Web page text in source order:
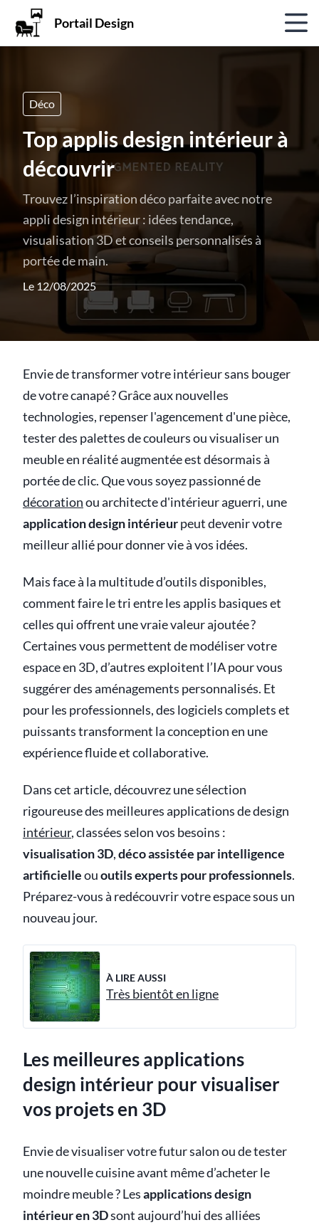
Portail Design
Déco
Top applis design intérieur à
découvrir
Trouvez l’inspiration déco parfaite avec notre
appli design intérieur : idées tendance,
visualisation 3D et conseils personnalisés à
portée de main.
Le 12/08/2025
Envie de transformer votre intérieur sans bouger
de votre canapé ? Grâce aux nouvelles
technologies, repenser l'agencement d'une pièce,
tester des palettes de couleurs ou visualiser un
meuble en réalité augmentée est désormais à
portée de clic. Que vous soyez passionné de
décorationou architecte d'intérieur aguerri, une
application design intérieurpeut devenir votre
meilleur allié pour donner vie à vos idées.
Mais face à la multitude d’outils disponibles,
comment faire le tri entre les applis basiques et
celles qui offrent une vraie valeur ajoutée ?
Certaines vous permettent de modéliser votre
espace en 3D, d’autres exploitent l’IA pour vous
suggérer des aménagements personnalisés. Et
pour les professionnels, des logiciels complets et
puissants transforment la conception en une
expérience fluide et collaborative.
Dans cet article, découvrez une sélection
rigoureuse des meilleures applications de design
intérieur, classées selon vos besoins :
visualisation 3D,déco assistée par intelligence
artificielleououtils experts pour professionnels.
Préparez-vous à redécouvrir votre espace sous un
nouveau jour.
À LIRE AUSSI
Très bientôt en ligne
Les meilleures applications
design intérieur pour visualiser
vos projets en 3D
Envie de visualiser votre futur salon ou de tester
une nouvelle cuisine avant même d’acheter le
moindre meuble ? Lesapplications design
intérieur en 3Dsont aujourd’hui des alliées